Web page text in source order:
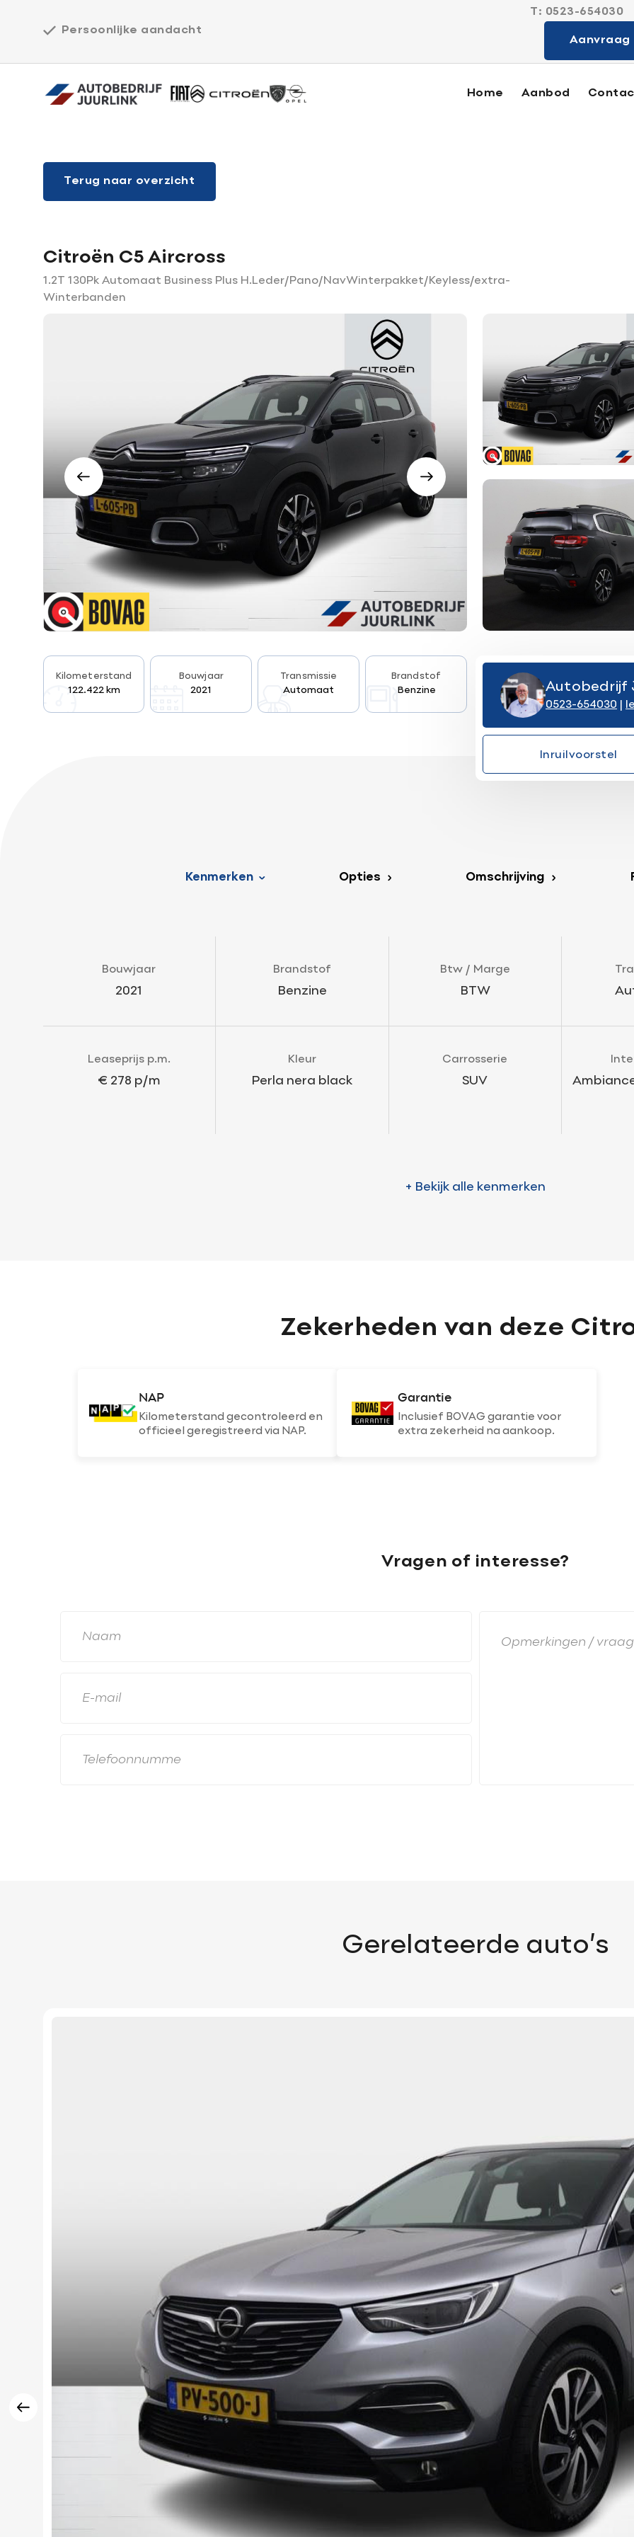
Persoonlijke aandacht
T: 0523-654030
Home Aanbod
Home
Werkplaats
Over ons
Vacatures Contact
Koningsspil 6
7773 NK Hardenberg
Openingstijden Werkplaats
Ma-vr
07:30 - 17:30
Za
Gesloten
Openingstijden
Ma-vr
08:00 - 18:00
09:00 - 16.00
Buiten openingstijden op
Terug naar overzicht
Citroën C5 Aircross
1.2T 130Pk Automaat Business Plus H.Leder/Pano/NavWinterpakket/Keyless/extra-
Winterbanden
Kilometerstand
122.422 km
Bouwjaar
2021
Transmissie
Automaat
Brandstof
Benzine Autobedrijf
0523-654030
Inruilvoorstel
Kenmerken Opties Omschrijving
Bouwjaar
2021
Brandstof
Benzine
Btw / Marge
BTW
Leaseprijs p.m.
€ 278 p/m
Kleur
Perla nera black
Carrosserie
SUV
+ Bekijk alle kenmerken
Zekerheden van deze
NAP
Kilometerstand gecontroleerd en
officieel geregistreerd via NAP.
Garantie
Inclusief BOVAG garantie voor
extra zekerheid na aankoop.
Vragen of interesse?
Gerelateerde auto’s